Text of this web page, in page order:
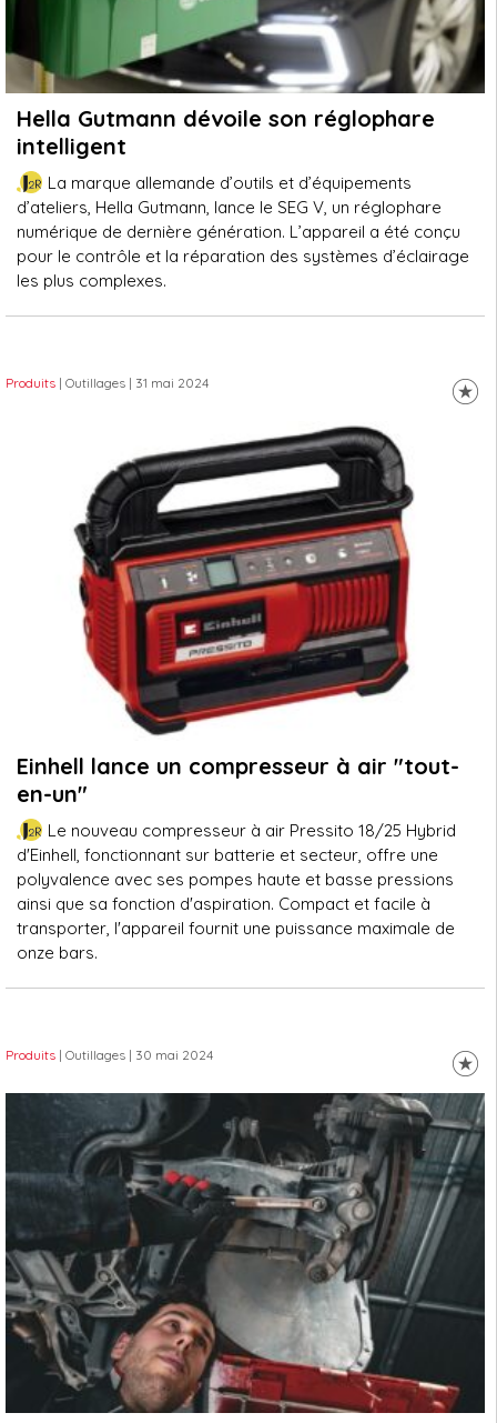
Hella Gutmann dévoile son réglophare
intelligent
La marque allemande d’outils et d’équipements
d’ateliers, Hella Gutmann, lance le SEG V, un réglophare
numérique de dernière génération. L’appareil a été conçu
pour le contrôle et la réparation des systèmes d’éclairage
les plus complexes.
Produits | Outillages | 31 mai 2024
Einhell lance un compresseur à air "tout-
en-un"
Le nouveau compresseur à air Pressito 18/25 Hybrid
d'Einhell, fonctionnant sur batterie et secteur, offre une
polyvalence avec ses pompes haute et basse pressions
ainsi que sa fonction d'aspiration. Compact et facile à
transporter, l'appareil fournit une puissance maximale de
onze bars.
Produits | Outillages | 30 mai 2024